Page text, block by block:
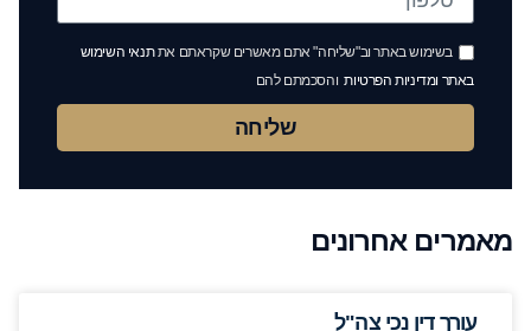
בשימוש באתר וב"שליחה" אתם מאשרים שקראתם אתתנאי השימוש
באתר ומדיניות הפרטיות והסכמתם להם
שליחה
מאמרים אחרונים
עורך דין נכי צה"ל